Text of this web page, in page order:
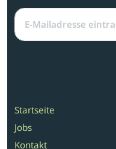
Startseite
Jobs
Kontakt